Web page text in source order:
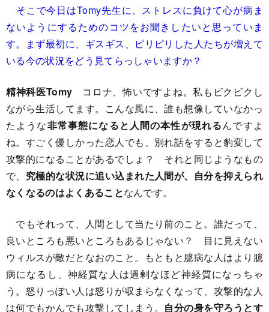
そこで今日はTomy先生に、ストレスに負けて心が病ま
ないようにするためのコツをお聞きしたいと思っていま
す。まず最初に、ギスギス、ピリピリした人たちが増えて
いる今の状況をどう見てらっしゃいますか？
精神科医Tomy コロナ、怖いですよね。私もビクビクし
ながら生活してます。こんな風に、誰も想像していなかっ
たような非常事態になると人間の本性が現れるんですよ
ね。すごく優しかった恋人でも、別れ話をすると豹変して
攻撃的になることがあるでしょ？ それと同じようなもの
で、 究極的な状況に追い込まれた人間が、自分を抑えられ
なくなるのはよくあることなんです。
でもそれって、人間として当たり前のこと。誰だって、
良いところも悪いところもあるじゃない？ 目に見えない
ウィルスが敵だとなおのこと。もともと臆病な人はより臆
病になるし、神経質な人は過剰なほど神経質になっちゃ
う。怒りっぽい人は怒りが収まらなくなって、攻撃的な人
は何でもかんでも攻撃してしまう。 自分の身を守ろうとす